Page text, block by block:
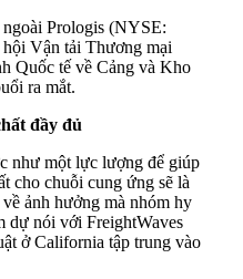
Prologis (NYSE:
Vận tải Thương mại
Quốc tế về Cảng và Kho
ra mắt.
đầy đủ
như một lực lượng để giúp
cho chuỗi cung ứng sẽ là
ảnh hưởng mà nhóm hy
dự nói với FreightWaves
ở California tập trung vào